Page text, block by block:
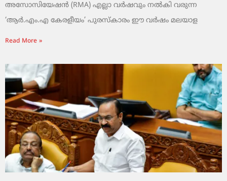
അസോസിയേഷൻ (RMA) എല്ലാ വർഷവും നൽകി വരുന്ന
‘ആർ.എം.എ കേരളീയം’ പുരസ്‌കാരം ഈ വർഷം മലയാള
Read More »